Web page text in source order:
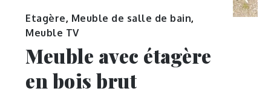
Etagère, Meuble de salle de bain,
Meuble TV
Meuble avec étagère
en bois brut